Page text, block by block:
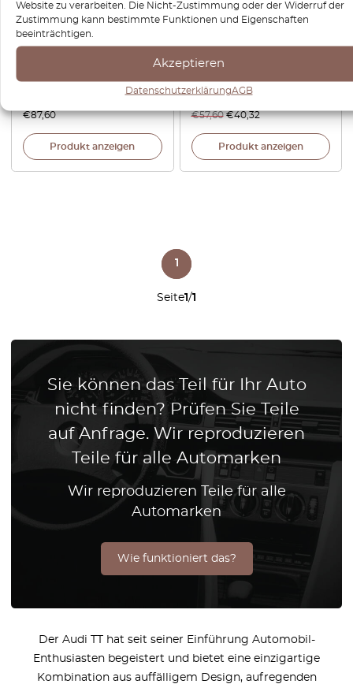
Website zu verarbeiten. Die Nicht-Zustimmung oder der Widerruf der
Zustimmung kann bestimmte Funktionen und Eigenschaften
beeinträchtigen.
Akzeptieren
DatenschutzerklärungAGB
Audi TT Mk1 Reparatursatz
Scheinwerfer-Scheinwerfer-
€87,60
Produkt anzeigen
Audi TT Frontstoßstange
/ 8N0807752
€57,60 €40,32
Produkt anzeigen
Seite1/1
1
Sie können das Teil für Ihr Auto
nicht finden? Prüfen Sie Teile
auf Anfrage. Wir reproduzieren
Teile für alle Automarken
Wir reproduzieren Teile für alle
Automarken
Wie funktioniert das?
Der Audi TT hat seit seiner Einführung Automobil-
Enthusiasten begeistert und bietet eine einzigartige
Kombination aus auffälligem Design, aufregenden